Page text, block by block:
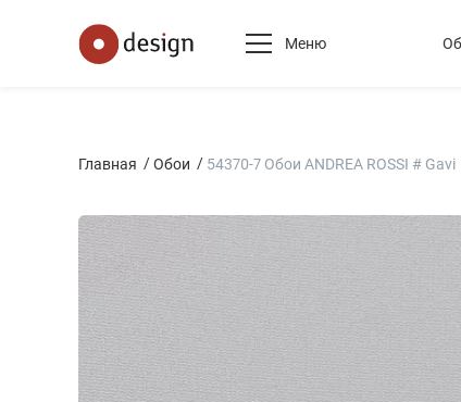
Меню
Главная Обои 54370-7 Обои ANDREA ROSSI # Gavi